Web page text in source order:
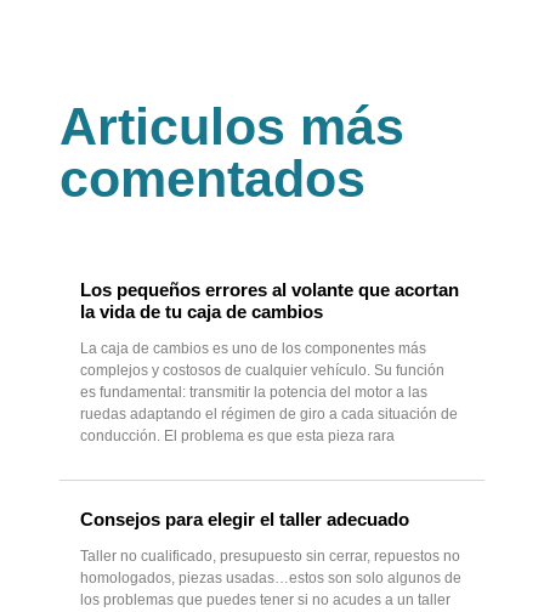
Articulos más
comentados
Los pequeños errores al volante que acortan
la vida de tu caja de cambios
La caja de cambios es uno de los componentes más
complejos y costosos de cualquier vehículo. Su función
es fundamental: transmitir la potencia del motor a las
ruedas adaptando el régimen de giro a cada situación de
conducción. El problema es que esta pieza rara
Consejos para elegir el taller adecuado
Taller no cualificado, presupuesto sin cerrar, repuestos no
homologados, piezas usadas…estos son solo algunos de
los problemas que puedes tener si no acudes a un taller